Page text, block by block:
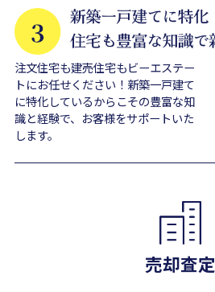
注文住宅も建売住宅もビーエステー
トにお任せください！新築一戸建て
に特化しているからこその豊富な知
識と経験で、お客様をサポートいた
します。
売却査定